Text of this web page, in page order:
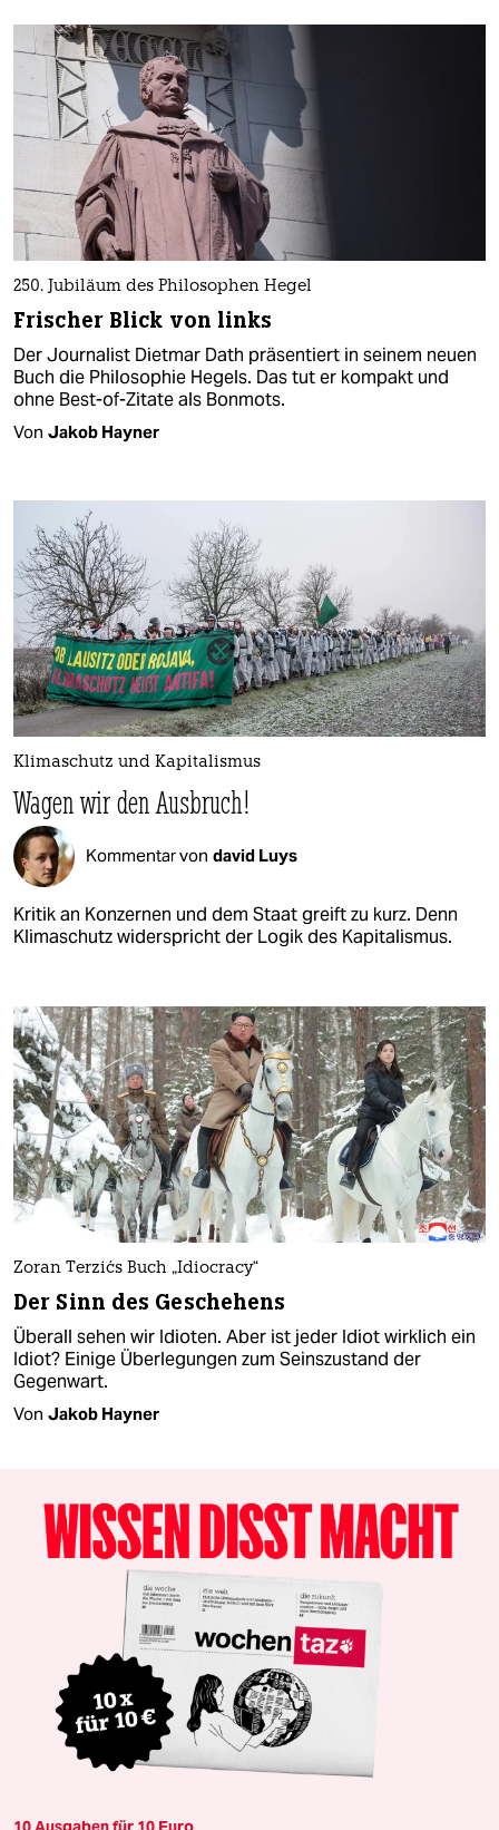
250. Jubiläum des Philosophen Hegel
Frischer Blick von links
Der Journalist Dietmar Dath präsentiert in seinem neuen
Buch die Philosophie Hegels. Das tut er kompakt und
ohne Best-of-Zitate als Bonmots.
Von Jakob Hayner
Klimaschutz und Kapitalismus
Wagen wir den Ausbruch!
Kommentar von david Luys
Kritik an Konzernen und dem Staat greift zu kurz. Denn
Klimaschutz widerspricht der Logik des Kapitalismus.
Zoran Terzićs Buch „Idiocracy“
Der Sinn des Geschehens
Überall sehen wir Idioten. Aber ist jeder Idiot wirklich ein
Idiot? Einige Überlegungen zum Seinszustand der
Gegenwart.
Von Jakob Hayner